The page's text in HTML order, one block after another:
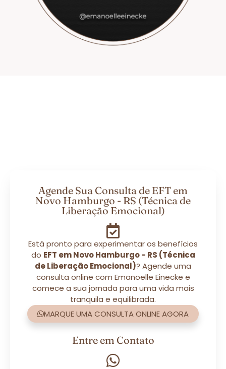
Agende Sua Consulta de EFT em
Novo Hamburgo - RS (Técnica de
Liberação Emocional)
Está pronto para experimentar os benefícios
do EFT em Novo Hamburgo - RS (Técnica
de Liberação Emocional)? Agende uma
consulta online com Emanoelle Einecke e
comece a sua jornada para uma vida mais
tranquila e equilibrada.
MARQUE UMA CONSULTA ONLINE AGORA
Entre em Contato